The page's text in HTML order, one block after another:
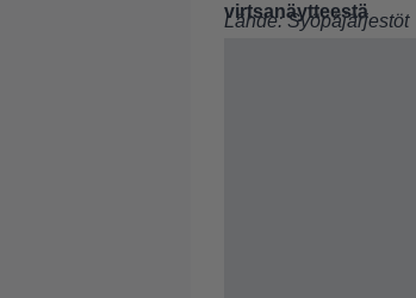
virtsanäytteestä
Lähde:Syöpäjärjestöt